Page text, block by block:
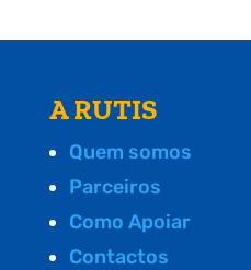
A RUTIS
Quem somos
Parceiros
Como Apoiar
Contactos